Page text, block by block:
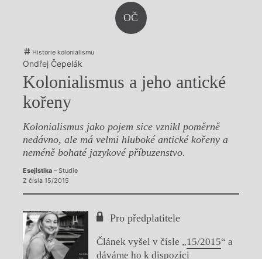
Výroční ceny
OČ
Historie kolonialismu
Ondřej Čepelák
Kolonialismus a jeho antické
kořeny
Kolonialismus jako pojem sice vznikl poměrně
nedávno, ale má velmi hluboké antické kořeny a
neméně bohaté jazykové příbuzenstvo.
Esejistika– Studie
Z čísla 15/2015
Pro předplatitele
Článek vyšel v čísle „15/2015“ a
dáváme ho k dispozici